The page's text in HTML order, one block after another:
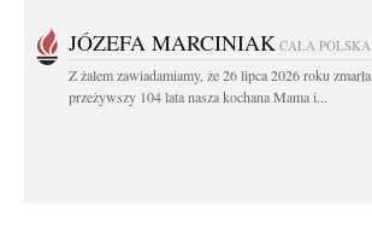
JÓZEFA MARCINIAK CAŁA POLSKA
Z żalem zawiadamiamy, że 26 lipca 2026 roku zmarła
przeżywszy 104 lata nasza kochana Mama i...